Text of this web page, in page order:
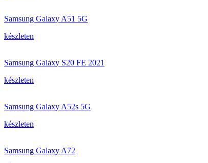
Samsung Galaxy A51 5G
készleten
Samsung Galaxy S20 FE 2021
készleten
Samsung Galaxy A52s 5G
készleten
Samsung Galaxy A72